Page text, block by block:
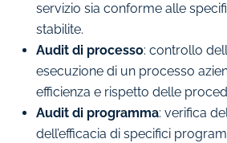
servizio sia conforme alle
stabilite.
Audit di processo: controllo
esecuzione di un processo
efficienza e rispetto delle
Audit di programma: verifica
dell’efficacia di specifici